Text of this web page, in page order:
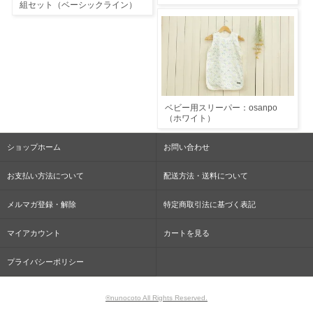
組セット（ベーシックライン）
ベビー用スリーパー：osanpo
（ホワイト）
ショップホーム お問い合わせ
お支払い方法について 配送方法・送料について
メルマガ登録・解除 特定商取引法に基づく表記
マイアカウント カートを見る
プライバシーポリシー
®nunocoto All Rights Reserved.